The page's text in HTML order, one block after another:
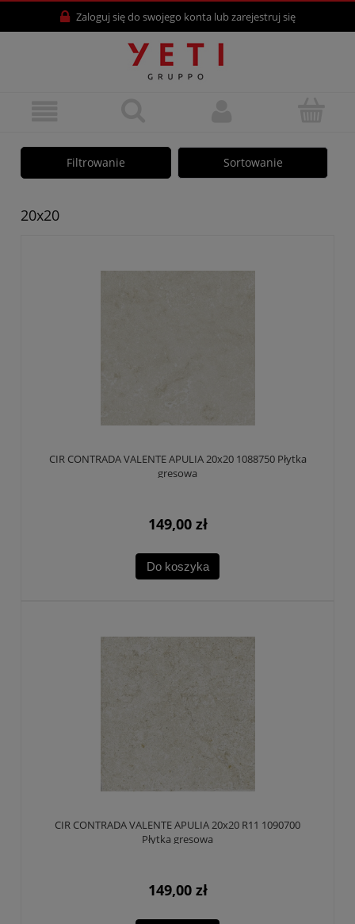
Zaloguj siędo swojego konta lubzarejestruj się
Filtrowanie Sortowanie
20x20
CIR CONTRADA VALENTE APULIA 20x20 1088750 Płytka
gresowa
149,00 zł
Do koszyka
CIR CONTRADA VALENTE APULIA 20x20 R11 1090700
Płytka gresowa
149,00 zł